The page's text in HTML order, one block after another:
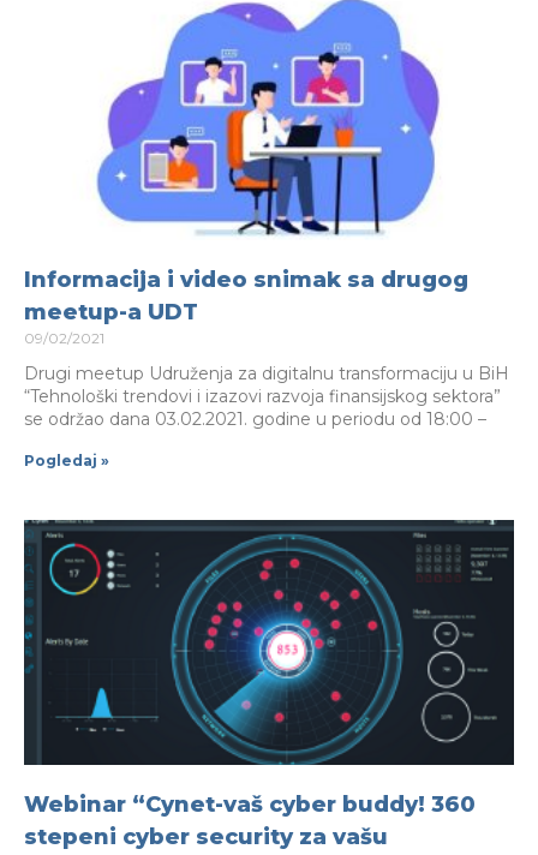
Informacija i video snimak sa drugog
meetup-a UDT
09/02/2021
Drugi meetup Udruženja za digitalnu transformaciju u BiH
“Tehnološki trendovi i izazovi razvoja finansijskog sektora”
se održao dana 03.02.2021. godine u periodu od 18:00 –
Pogledaj »
Webinar “Cynet-vaš cyber buddy! 360
stepeni cyber security za vašu